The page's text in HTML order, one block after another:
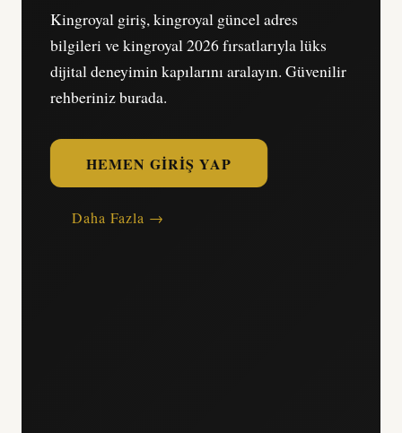
Kingroyal giriş, kingroyal güncel adres
bilgileri ve kingroyal 2026 fırsatlarıyla lüks
dijital deneyimin kapılarını aralayın. Güvenilir
rehberiniz burada.
HEMEN GIRIŞ YAP
Daha Fazla →